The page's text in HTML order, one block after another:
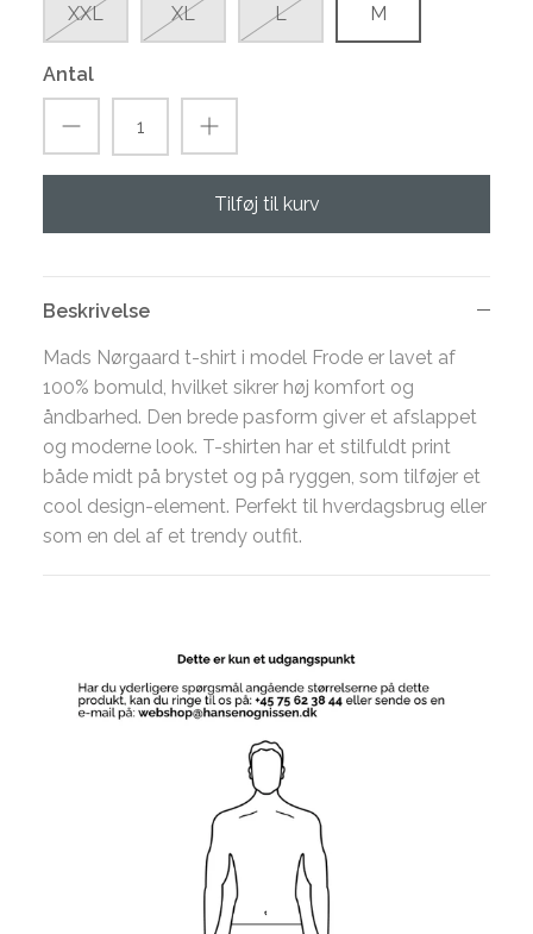
XXL XL L M
Antal
Tilføj til kurv
Beskrivelse
Mads Nørgaard t-shirt i model Frode er lavet af
100% bomuld, hvilket sikrer høj komfort og
åndbarhed. Den brede pasform giver et afslappet
og moderne look. T-shirten har et stilfuldt print
både midt på brystet og på ryggen, som tilføjer et
cool design-element. Perfekt til hverdagsbrug eller
som en del af et trendy outfit.